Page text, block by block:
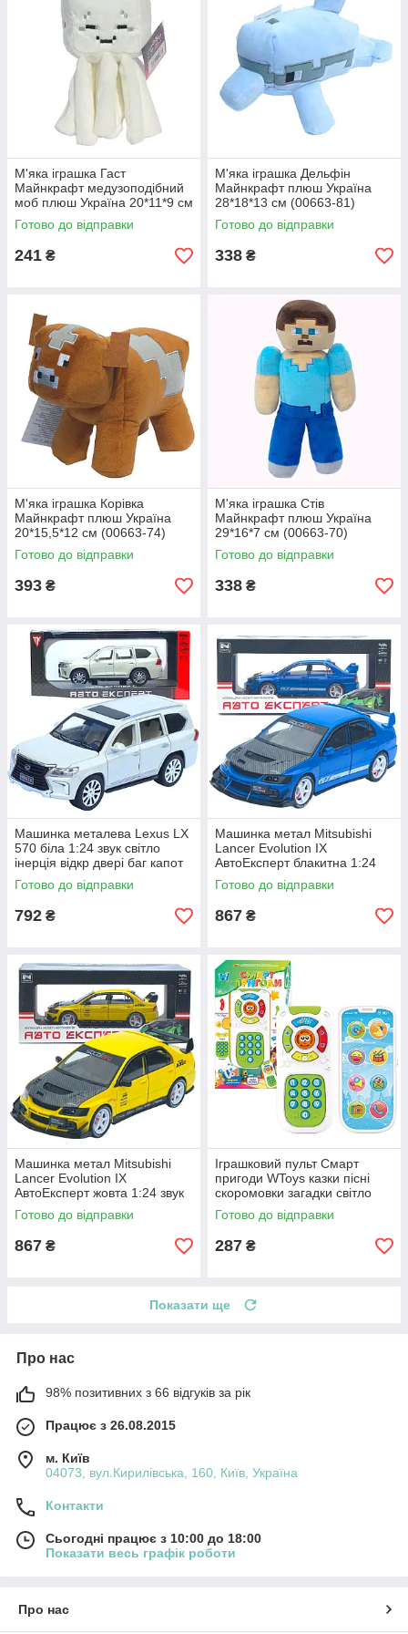
М'яка іграшка Гаст
Майнкрафт медузоподібний
моб плюш Україна 20*11*9 см
(00663-80)
Готово до відправки
241 ₴
М'яка іграшка Дельфін
Майнкрафт плюш Україна
28*18*13 см (00663-81)
Готово до відправки
338 ₴
М'яка іграшка Корівка
Майнкрафт плюш Україна
20*15,5*12 см (00663-74)
Готово до відправки
393 ₴
М'яка іграшка Стів
Майнкрафт плюш Україна
29*16*7 см (00663-70)
Готово до відправки
338 ₴
Машинка металева Lexus LX
570 біла 1:24 звук світло
інерція відкр двері баг капот
20*8*7,5 см (RS-42075)
Готово до відправки
792 ₴
Машинка метал Mitsubishi
Lancer Evolution IX
АвтоЕксперт блакитна 1:24
звук світло 21*8*7 см (G8119-
55)
Готово до відправки
867 ₴
Машинка метал Mitsubishi
Lancer Evolution IX
АвтоЕксперт жовта 1:24 звук
світло 21*8*7 см (G8119-55)
Готово до відправки
867 ₴
Іграшковий пульт Смарт
пригоди WToys казки пісні
скоромовки загадки світло
укр мова 15,5*7*2,5 см
(31645)
Готово до відправки
287 ₴
Показати ще
Про нас
98% позитивних з 66 відгуків за рік
Працює з 26.08.2015
м. Київ
04073, вул.Кирилівська, 160, Київ, Україна
Контакти
Сьогодні працює з 10:00 до 18:00
Показати весь графік роботи
Про нас